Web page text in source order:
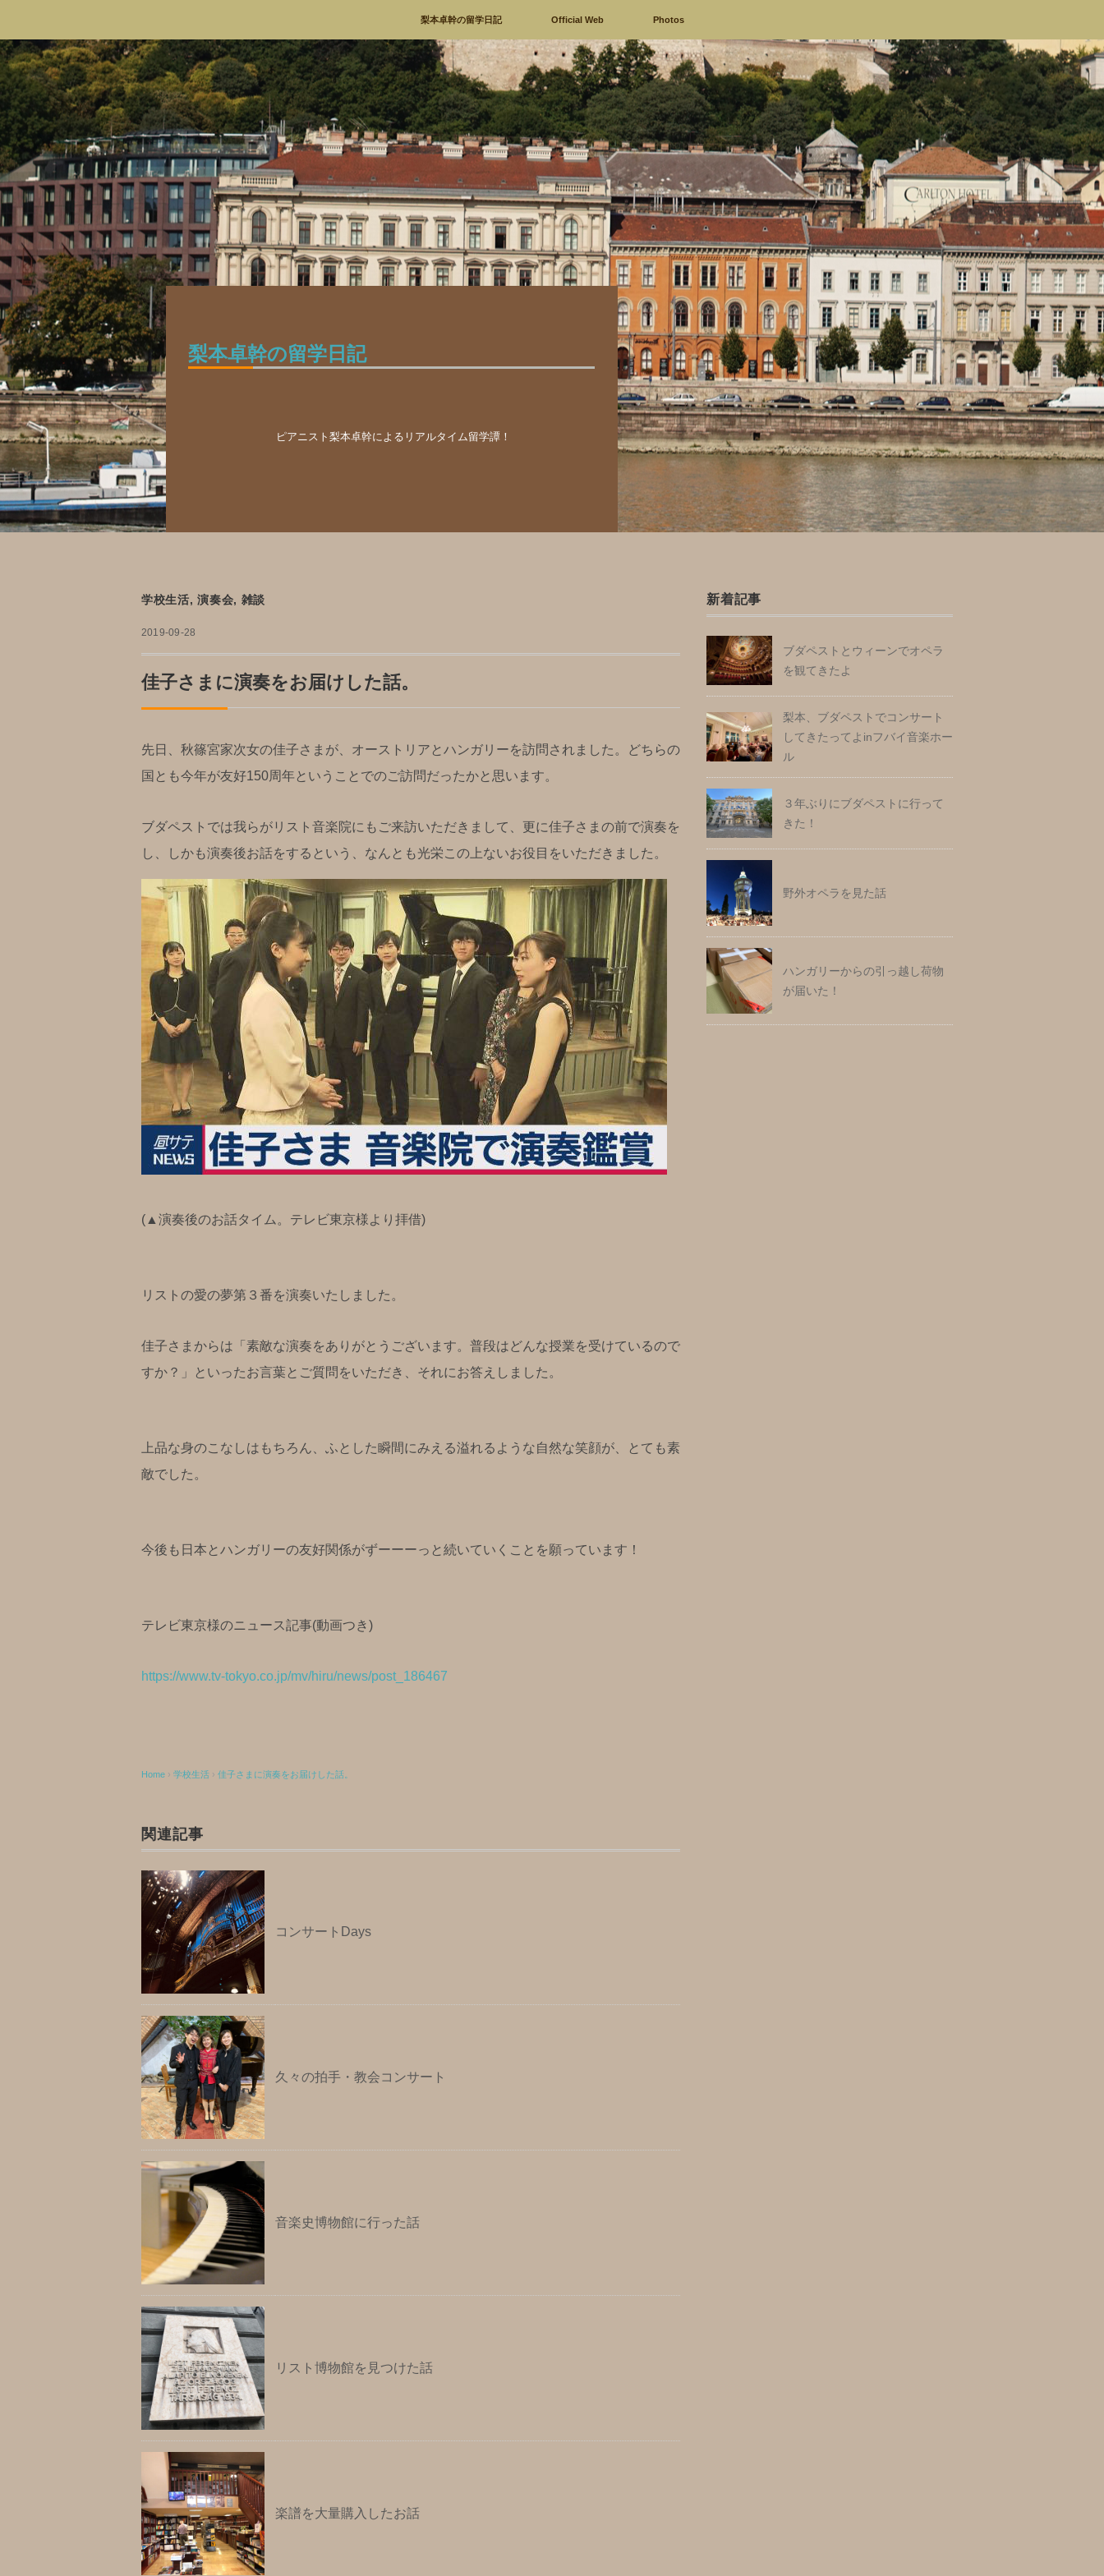
梨本卓幹の留学日記 Official Web Photos
梨本卓幹の留学日記
ピアニスト梨本卓幹によるリアルタイム留学譚！
学校生活,演奏会, 雑談
2019-09-28
佳子さまに演奏をお届けした話。
先日、秋篠宮家次女の佳子さまが、オーストリアとハンガリーを訪問されました。どちらの
国とも今年が友好150周年ということでのご訪問だったかと思います。
ブダペストでは我らがリスト音楽院にもご来訪いただきまして、更に佳子さまの前で演奏を
し、しかも演奏後お話をするという、なんとも光栄この上ないお役目をいただきました。
(▲演奏後のお話タイム。テレビ東京様より拝借)
リストの愛の夢第３番を演奏いたしました。
佳子さまからは「素敵な演奏をありがとうございます。普段はどんな授業を受けているので
すか？」といったお言葉とご質問をいただき、それにお答えしました。
上品な身のこなしはもちろん、ふとした瞬間にみえる溢れるような自然な笑顔が、とても素
敵でした。
今後も日本とハンガリーの友好関係がずーーーっと続いていくことを願っています！
テレビ東京様のニュース記事(動画つき)
https://www.tv-tokyo.co.jp/mv/hiru/news/post_186467
Home › 学校生活 › 佳子さまに演奏をお届けした話。
関連記事
コンサートDays
久々の拍手・教会コンサート
音楽史博物館に行った話
リスト博物館を見つけた話
楽譜を大量購入したお話
新着記事
ブダペストとウィーンでオペラ
を観てきたよ
梨本、ブダペストでコンサート
してきたってよinフバイ音楽ホー
ル
３年ぶりにブダペストに行って
きた！
野外オペラを見た話
ハンガリーからの引っ越し荷物
が届いた！